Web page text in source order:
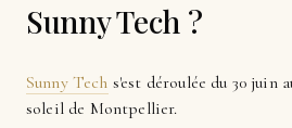
Sunny Tech ?
Sunny Tech s'est déroulée du 30 juin
soleil de Montpellier.